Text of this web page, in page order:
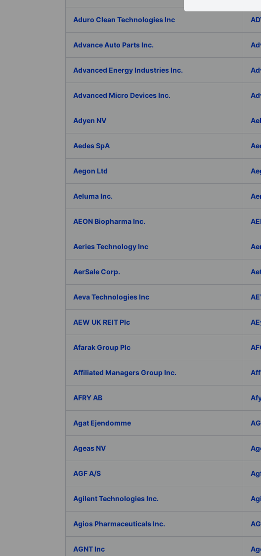
Aduro Clean Technologies Inc
Advance Auto Parts Inc.
Advanced Energy Industries Inc.
Advanced Micro Devices Inc.
Adyen NV
Aedes SpA
Aegon Ltd
Aeluma Inc.
AEON Biopharma Inc.
Aeries Technology Inc
AerSale Corp.
Aeva Technologies Inc
AEW UK REIT Plc
Afarak Group Plc
Affiliated Managers Group Inc.
AFRY AB
Agat Ejendomme
Ageas NV
AGF A/S
Agilent Technologies Inc.
Agios Pharmaceuticals Inc.
AGNT Inc